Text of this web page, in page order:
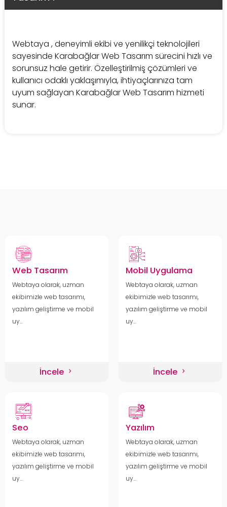
Webtaya , deneyimli ekibi ve yenilikçi teknolojileri
sayesinde Karabağlar Web Tasarım sürecini hızlı ve
sorunsuz hale getirir. Özelleştirilmiş çözümleri ve
kullanıcı odaklı yaklaşımıyla, ihtiyaçlarınıza tam
uyum sağlayan Karabağlar Web Tasarım hizmeti
sunar.
Web Tasarım
Webtaya olarak, uzman
ekibimizle web tasarımı,
yazılım geliştirme ve mobil
uy...
İncele
Mobil Uygulama
Webtaya olarak, uzman
ekibimizle web tasarımı,
yazılım geliştirme ve mobil
uy...
İncele
Seo
Webtaya olarak, uzman
ekibimizle web tasarımı,
yazılım geliştirme ve mobil
uy...
Yazılım
Webtaya olarak, uzman
ekibimizle web tasarımı,
yazılım geliştirme ve mobil
uy...